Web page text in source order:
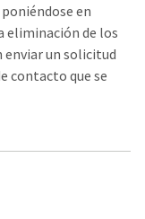
en
eliminación de los
enviar un solicitud
contacto que se